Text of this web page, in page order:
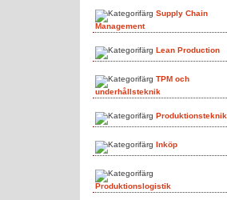
Supply Chain
Management
Lean Production
TPM och
underhållsteknik
Produktionsteknik
Inköp
Produktionslogistik